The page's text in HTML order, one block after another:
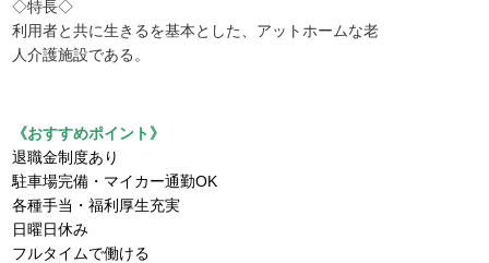
◇特長◇
利用者と共に生きるを基本とした、アットホームな老
人介護施設である。
《おすすめポイント》
退職金制度あり
駐車場完備・マイカー通勤OK
各種手当・福利厚生充実
日曜日休み
フルタイムで働ける